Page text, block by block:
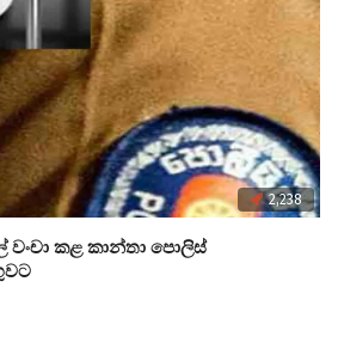
2,238
කළ කාන්තා පොලිස්